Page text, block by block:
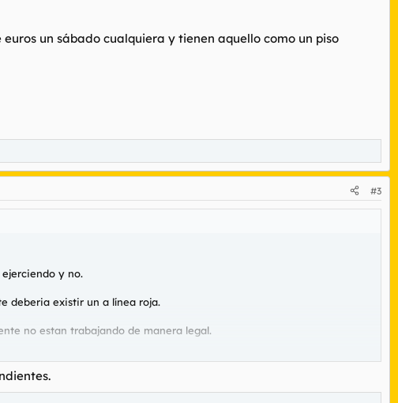
un sábado cualquiera y tienen aquello como un piso
#3
y no.
deberia existir un a línea roja.
no estan trabajando de manera legal.